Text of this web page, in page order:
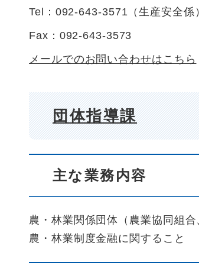
Tel：092-643-3571 （生産安全係
Fax：092-643-3573
メールでのお問い合わせはこちら
団体指導課
主な業務内容
農・林業関係団体（農業協同組
農・林業制度金融に関すること